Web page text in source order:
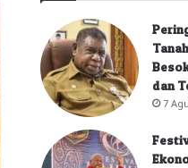
dan
7